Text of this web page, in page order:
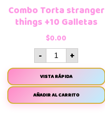
Combo Torta stranger
things +10 Galletas
$0.00
- +
VISTA RÁPIDA
AÑADIR AL CARRITO